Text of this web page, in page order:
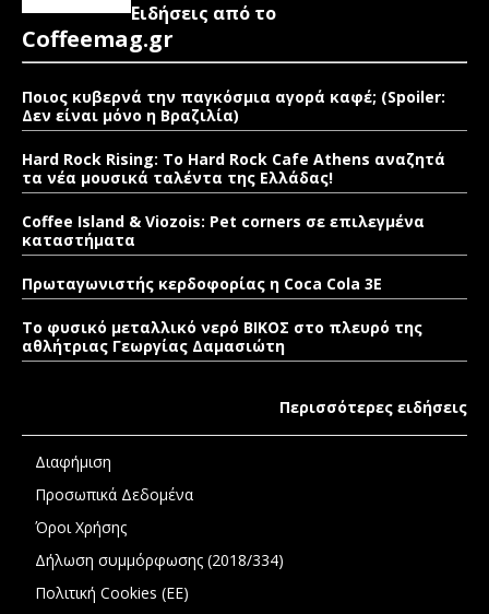
Ειδήσεις από το
Coffeemag.gr
Ποιος κυβερνά την παγκόσμια αγορά καφέ; (Spoiler:
Δεν είναι μόνο η Βραζιλία)
Hard Rock Rising: Το Hard Rock Cafe Athens αναζητά
τα νέα μουσικά ταλέντα της Ελλάδας!
Coffee Island & Viozois: Pet corners σε επιλεγμένα
καταστήματα
Πρωταγωνιστής κερδοφορίας η Coca Cola 3E
Το φυσικό μεταλλικό νερό ΒΙΚΟΣ στο πλευρό της
αθλήτριας Γεωργίας Δαμασιώτη
Περισσότερες ειδήσεις
Διαφήμιση
Προσωπικά Δεδομένα
Όροι Χρήσης
Δήλωση συμμόρφωσης (2018/334)
Πολιτική Cookies (ΕΕ)